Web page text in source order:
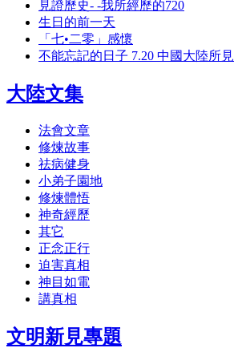
見證歷史- -我所經歷的720
生日的前一天
「七•二零」感懷
不能忘記的日子 7.20 中國大陸所見
大陸文集
法會文章
修煉故事
祛病健身
小弟子園地
修煉體悟
神奇經歷
其它
正念正行
迫害真相
神目如電
講真相
文明新見專題